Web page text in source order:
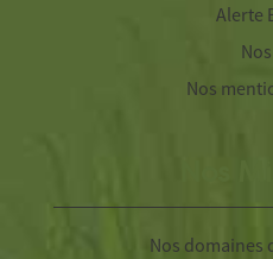
Alerte
Nos
Nos domaines